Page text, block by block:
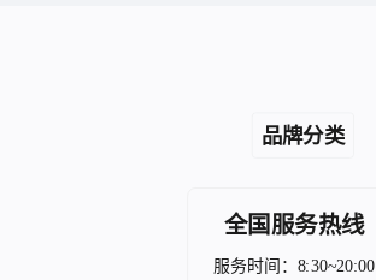
品牌分类
全国服务热线
服务时间：8:30~20:00